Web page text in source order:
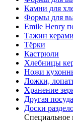
Камни для
Формы для
Emile Henry
Тажин
Тёрки
Кастрюли
Хлебницы
Ножи
Ложки,
Хранение
Другая посуда
Доски
Специальное